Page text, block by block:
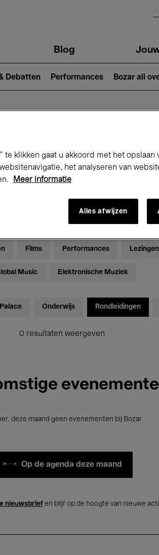
Blog
Debatten Performances Bozar all
Films Performances
Music Elektronische Muziek
Palace Onderwijs Rondleidingen
0 resultaten weergeven
deze maand geen evenementen bij Bozar
Op de agenda deze maand
nieuwsbriefen blijf op de hoogte van nieuwe
te klikken gaat u akkoord met het opslaan
het analyseren van
Meer informatie
Alles afwijzen